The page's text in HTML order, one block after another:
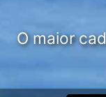
O maior